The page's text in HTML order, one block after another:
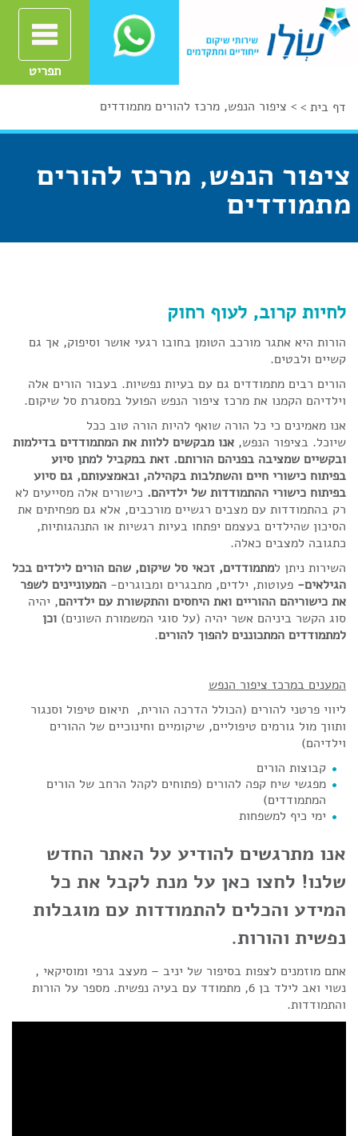
תפריט
דף בית > > ציפור הנפש, מרכז להורים מתמודדים
ציפור הנפש, מרכז להורים
מתמודדים
לחיות קרוב, לעוף רחוק
הורות היא אתגר מורכב הטומן בחובו רגעי אושר וסיפוק, אך גם
קשיים ולבטים.
הורים רבים מתמודדים גם עם בעיות נפשיות. בעבור הורים אלה
וילדיהם הקמנו את מרכז ציפור הנפש הפועל במסגרת סל שיקום.
אנו מאמינים כי כל הורה שואף להיות הורה טוב ככל
שיוכל. בציפור הנפש, אנו מבקשים ללוות את המתמודדים בדילמות
ובקשיים שמציבה בפניהם הורותם. זאת במקביל למתן סיוע
בפיתוח כישורי חיים והשתלבות בקהילה, ובאמצעותם, גם סיוע
בפיתוח כישורי ההתמודדות של ילדיהם.כישורים אלה מסייעים לא
רק בהתמודדות עם מצבים רגשיים מורכבים, אלא גם מפחיתים את
הסיכון שהילדים בעצמם יפתחו בעיות רגשיות או התנהגותיות,
כתגובה למצבים כאלה.
השירות ניתן למתמודדים, זכאי סל שיקום, שהם הורים לילדים בכל
הגילאים-פעוטות, ילדים, מתבגרים ומבוגרים-המעוניינים לשפר
את כישוריהם ההוריים ואת היחסים והתקשורת עם ילדיהם, יהיה
סוג הקשר ביניהם אשר יהיה (על סוגי המשמורת השונים) וכן
למתמודדים המתכוננים להפוך להורים.
המענים במרכז ציפור הנפש
ליווי פרטני להורים (הכולל הדרכה הורית, תיאום טיפול וסנגור
ותווך מול גורמים טיפוליים, שיקומיים וחינוכיים של ההורים
וילדיהם)
קבוצות הורים
מפגשי שיח קפה להורים (פתוחים לקהל הרחב של הורים
המתמודדים)
ימי כיף למשפחות
אנו מתרגשים להודיע על האתר החדש
שלנו! לחצו כאן על מנת לקבל את כל
המידע והכלים להתמודדות עם מוגבלות
נפשית והורות.
אתם מוזמנים לצפות בסיפור של יניב – מעצב גרפי ומוסיקאי ,
נשוי ואב לילד בן 6, מתמודד עם בעיה נפשית. מספר על הורות
והתמודדות.